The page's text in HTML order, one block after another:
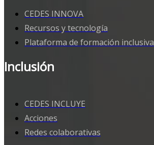
CEDES INNOVA
Recursos y tecnología
Plataforma de formación inclusiva
Inclusión
CEDES INCLUYE
Acciones
Redes colaborativas